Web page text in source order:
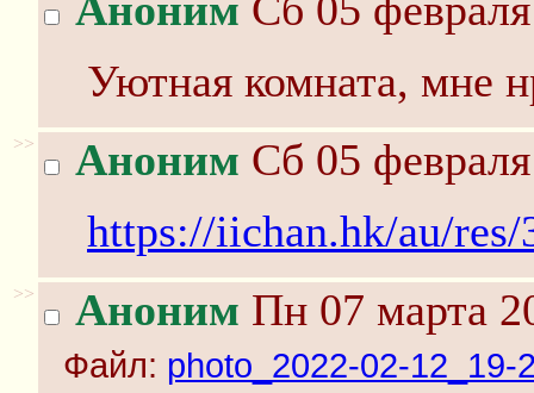
Уютная комната, мне
>> Аноним Сб 05
https://iichan.hk/au/
>> Аноним Пн 07 марта
Файл: photo_2022-02-12_19-